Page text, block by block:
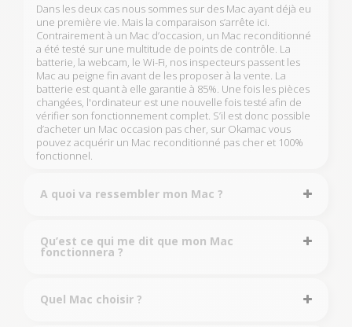
Dans les deux cas nous sommes sur des Mac ayant déjà eu
une première vie. Mais la comparaison s’arrête ici.
Contrairement à un Mac d’occasion, un Mac reconditionné
a été testé sur une multitude de points de contrôle. La
batterie, la webcam, le Wi-Fi, nos inspecteurs passent les
Mac au peigne fin avant de les proposer à la vente. La
batterie est quant à elle garantie à 85%. Une fois les pièces
changées, l'ordinateur est une nouvelle fois testé afin de
vérifier son fonctionnement complet. S’il est donc possible
d’acheter un Mac occasion pas cher, sur Okamac vous
pouvez acquérir un Mac reconditionné pas cher et 100%
fonctionnel.
A quoi va ressembler mon Mac ?
Qu’est ce qui me dit que mon Mac
fonctionnera ?
Quel Mac choisir ?